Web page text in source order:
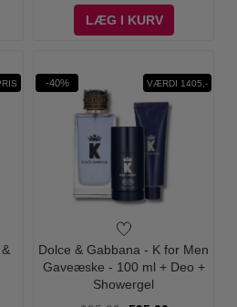
LÆG I KURV
-40% VÆRDI 1405,-
Dolce & Gabbana - K for Men
Gaveæske - 100 ml + Deo +
Showergel